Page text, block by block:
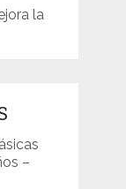
la
–